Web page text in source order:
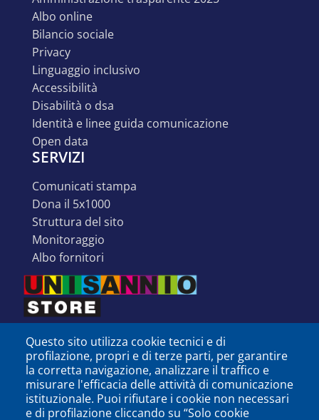
albo online
bilancio sociale
privacy
linguaggio inclusivo
accessibilità
disabilità o dsa
identità e linee guida comunicazione
open data
SERVIZI
comunicati stampa
dona il 5x1000
struttura del sito
monitoraggio
albo fornitori
Questo sito utilizza cookie tecnici e di
profilazione, propri e di terze parti, per garantire
la corretta navigazione, analizzare il traffico e
misurare l'efficacia delle attività di comunicazione
istituzionale. Puoi rifiutare i cookie non necessari
e di profilazione cliccando su “Solo cookie